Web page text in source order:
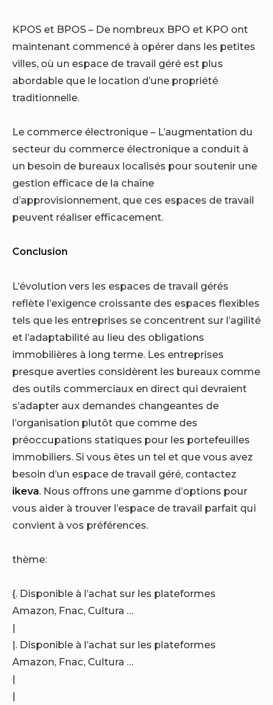
KPOS et BPOS – De nombreux BPO et KPO ont
maintenant commencé à opérer dans les petites
villes, où un espace de travail géré est plus
abordable que le location d’une propriété
traditionnelle.
Le commerce électronique – L’augmentation du
secteur du commerce électronique a conduit à
un besoin de bureaux localisés pour soutenir une
gestion efficace de la chaîne
d’approvisionnement, que ces espaces de travail
peuvent réaliser efficacement.
Conclusion
L’évolution vers les espaces de travail gérés
reflète l’exigence croissante des espaces flexibles
tels que les entreprises se concentrent sur l’agilité
et l’adaptabilité au lieu des obligations
immobilières à long terme. Les entreprises
presque averties considèrent les bureaux comme
des outils commerciaux en direct qui devraient
s’adapter aux demandes changeantes de
l’organisation plutôt que comme des
préoccupations statiques pour les portefeuilles
immobiliers. Si vous êtes un tel et que vous avez
besoin d’un espace de travail géré, contactez
ikeva. Nous offrons une gamme d’options pour
vous aider à trouver l’espace de travail parfait qui
convient à vos préférences.
thème:
{. Disponible à l’achat sur les plateformes
Amazon, Fnac, Cultura …
|
|. Disponible à l’achat sur les plateformes
Amazon, Fnac, Cultura …
|
|